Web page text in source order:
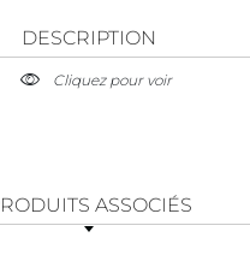
DESCRIPTION
Cliquez pour voir
ASSOCIÉS